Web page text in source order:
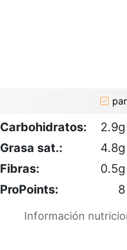
Carbohidratos: 2.9g
Grasa sat.:
4.8g
Fibras:
0.5g
ProPoints:
8
Información